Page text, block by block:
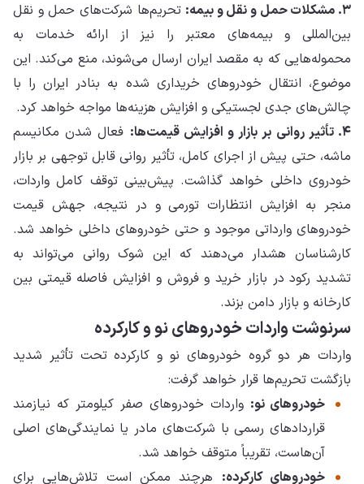
۳. مشکلات حمل و نقل و بیمه:
تحریم‌ها شرکت‌های حمل و نقل
بین‌المللی و بیمه‌های معتبر را نیز از ارائه خدمات به
محموله‌هایی که به مقصد ایران ارسال می‌شوند، منع می‌کند. این
موضوع، انتقال خودروهای خریداری شده به بنادر ایران را با
چالش‌های جدی لجستیکی و افزایش هزینه‌ها مواجه خواهد کرد.
۴. تأثیر روانی بر بازار و افزایش قیمت‌ها:
فعال شدن مکانیسم
ماشه، حتی پیش از اجرای کامل، تأثیر روانی قابل توجهی بر بازار
خودروی داخلی خواهد گذاشت. پیش‌بینی توقف کامل واردات،
منجر به افزایش انتظارات تورمی و در نتیجه، جهش قیمت
خودروهای وارداتی موجود و حتی خودروهای داخلی خواهد شد.
کارشناسان هشدار می‌دهند که این شوک روانی می‌تواند به
تشدید رکود در بازار خرید و فروش و افزایش فاصله قیمتی بین
کارخانه و بازار دامن بزند.
سرنوشت واردات خودروهای نو و کارکرده
واردات هر دو گروه خودروهای نو و کارکرده تحت تأثیر شدید
بازگشت تحریم‌ها قرار خواهد گرفت:
خودروهای نو: واردات خودروهای صفر کیلومتر که نیازمند
قراردادهای رسمی با شرکت‌های مادر یا نمایندگی‌های اصلی
آن‌هاست، تقریباً متوقف خواهد شد.
خودروهای کارکرده: هرچند ممکن است تلاش‌هایی برای